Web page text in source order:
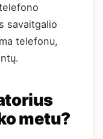
savaitgalio
telefonu,
metu?